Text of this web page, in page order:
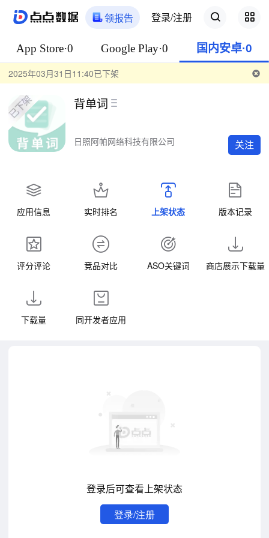
领报告 登录/注册
App Store·0 Google Play·0 国内安卓·0
2025年03月31日11:40已下架
背单词
日照阿帕网络科技有限公司 关注
应用信息 实时排名 上架状态 版本记录
评分评论 竞品对比 ASO关键词 商店展示下载量
下载量 同开发者应用
登录后可查看上架状态
登录/注册